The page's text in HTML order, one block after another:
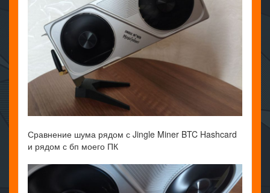
Сравнение шума рядом с Jingle Miner BTC Hashcard
и рядом с бп моего ПК